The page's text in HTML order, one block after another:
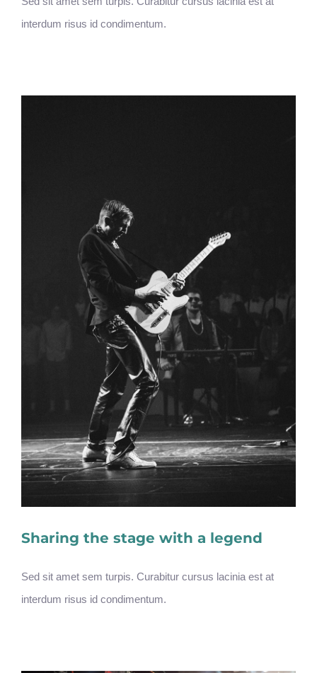
interdum risus id condimentum.
Sharing the stage with a legend
Sed sit amet sem turpis. Curabitur cursus lacinia est at
interdum risus id condimentum.